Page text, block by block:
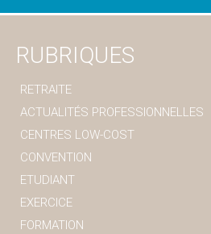
RUBRIQUES
RETRAITE
ACTUALITÉS PROFESSIONNELLES
CENTRES LOW-COST
CONVENTION
ETUDIANT
EXERCICE
FORMATION